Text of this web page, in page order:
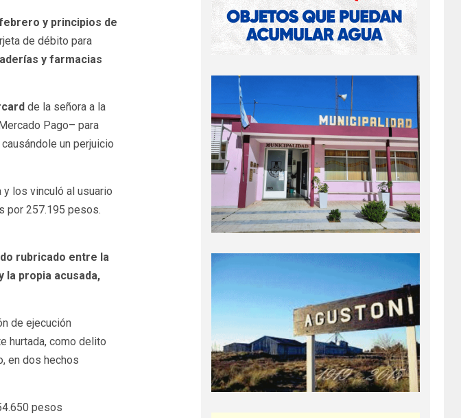
y principios de
de débito para
y farmacias
de la señora a la
Pago– para
un perjuicio
los vinculó al usuario
por 257.195 pesos.
rubricado entre la
propia acusada,
de ejecución
hurtada, como delito
en dos hechos
pesos